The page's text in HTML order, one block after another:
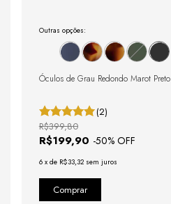
Outras opções:
Óculos de Grau Redondo Marot Preto
(2)
R$199,90 -50% OFF
R$399,80
6 x de R$33,32 sem juros